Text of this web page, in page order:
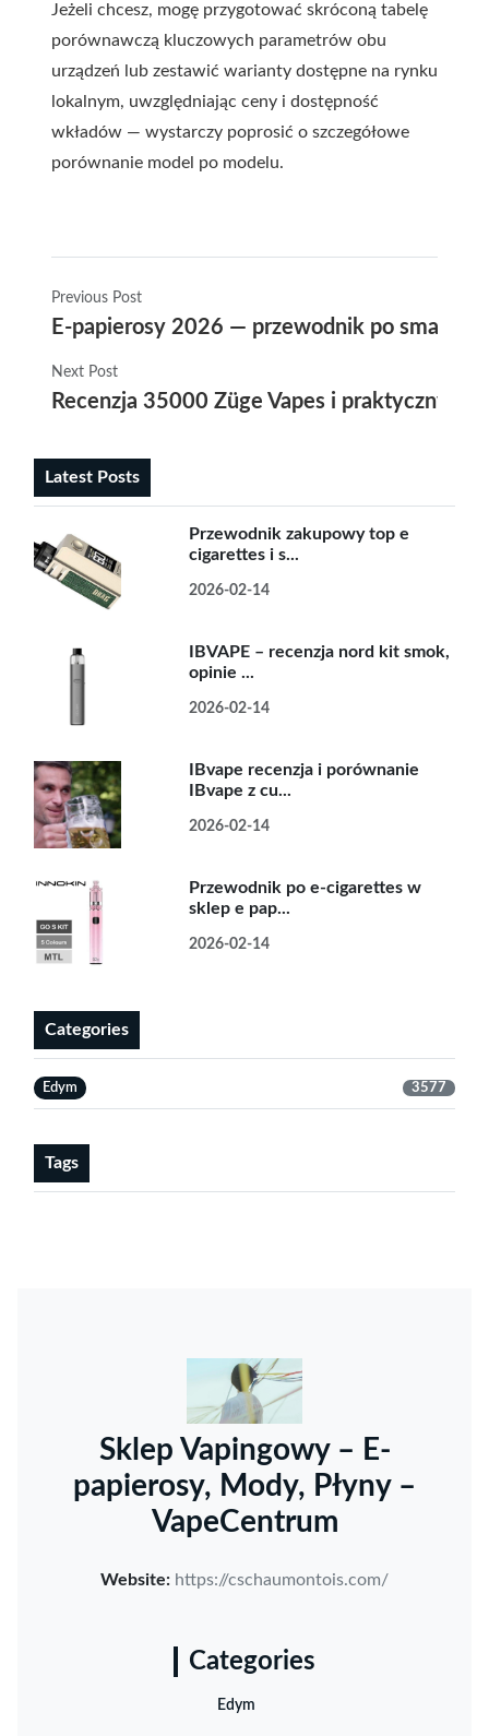
Jeżeli chcesz, mogę przygotować skróconą tabelę
porównawczą kluczowych parametrów obu
urządzeń lub zestawić warianty dostępne na rynku
lokalnym, uwzględniając ceny i dostępność
wkładów — wystarczy poprosić o szczegółowe
porównanie model po modelu.
Previous Post
E-papierosy 2026 — przewodnik po
Next Post
Recenzja 35000 Züge Vapes i praktyczny
Latest Posts
Przewodnik zakupowy top e
cigarettes i s...
2026-02-14
IBVAPE – recenzja nord kit smok,
opinie ...
2026-02-14
IBvape recenzja i porównanie
IBvape z cu...
2026-02-14
Przewodnik po e-cigarettes w
sklep e pap...
2026-02-14
Categories
Edym 3577
Tags
Sklep Vapingowy – E-
papierosy, Mody, Płyny –
VapeCentrum
Website: https://cschaumontois.com/
Categories
Edym